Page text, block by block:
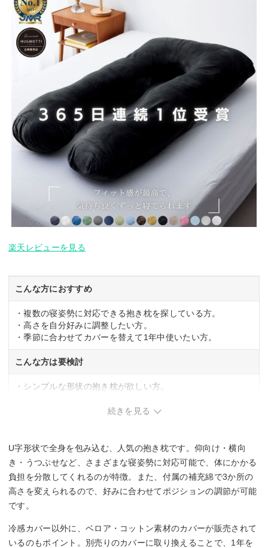
楽天レビューを見る
こんな方におすすめ
・複数の寝姿勢に対応できる抱き枕を探している方。
・高さを自分好みに調整したい方。
・季節に合わせてカバーを替えて1年中使いたい方。
こんな方は要検討
・シンプルな形状の抱き枕が欲しい方。
続きを見る
U字形状で全身を包み込む、人気の抱き枕です。仰向け・横向
き・うつぶせなど、さまざまな寝姿勢に対応可能で、体にかかる
負担を分散してくれるのが特徴。また、付属の補充綿で3か所の
高さを変えられるので、好みに合わせてポジションの調節が可能
です。
冷感カバー以外に、ベロア・コットン素材のカバーが販売されて
いるのもポイント。別売りのカバーに取り換えることで、1年を